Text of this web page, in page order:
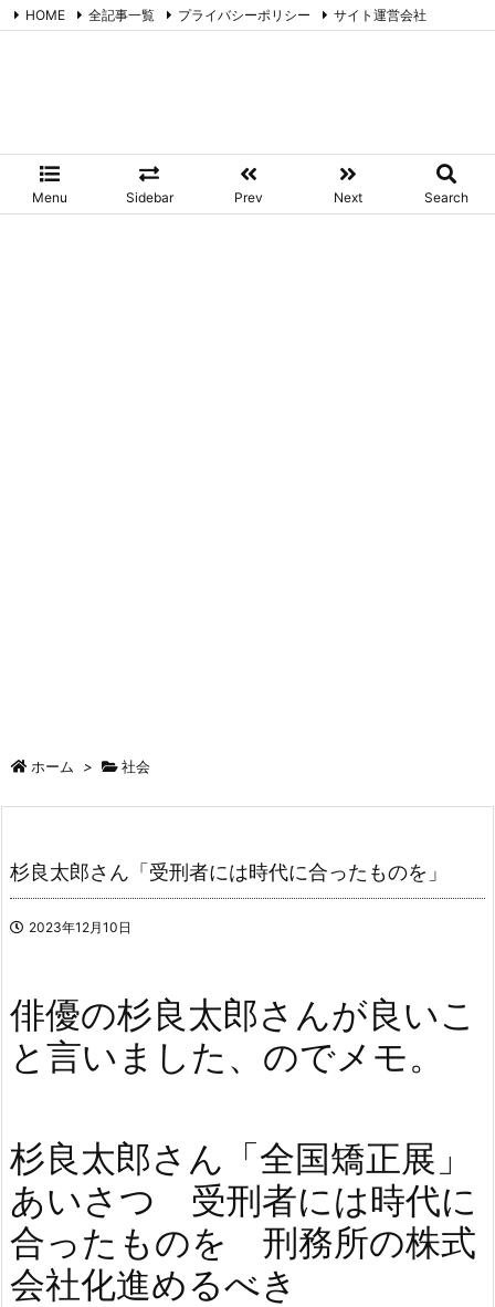
Menu Sidebar Prev Next Search
HOME 全記事一覧 プライバシーポリシー
サイト運営会社
ホーム > 社会
杉良太郎さん「受刑者には時代に合ったものを」
2023年12月10日
俳優の杉良太郎さんが良いこ
と言いました、のでメモ。
杉良太郎さん「全国矯正展」
あいさつ 受刑者には時代に
合ったものを 刑務所の株式
会社化進めるべき